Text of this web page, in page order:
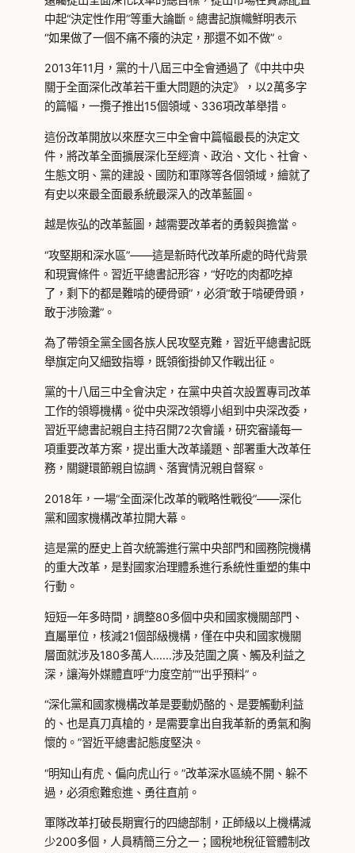
中起“決定性作用”等重大論斷。總書記旗幟鮮明表示
“如果做了一個不痛不癢的決定，那還不如不做”。
2013年11月，黨的十八屆三中全會通過了《中共中央
關于全面深化改革若干重大問題的決定》，以2萬多字
的篇幅，一攬子推出15個領域、336項改革舉措。
這份改革開放以來歷次三中全會中篇幅最長的決定文
件，將改革全面擴展深化至經濟、政治、文化、社會、
生態文明、黨的建設、國防和軍隊等各個領域，繪就了
有史以來最全面最系統最深入的改革藍圖。
越是恢弘的改革藍圖，越需要改革者的勇毅與擔當。
“攻堅期和深水區”——這是新時代改革所處的時代背景
和現實條件。習近平總書記形容，“好吃的肉都吃掉
了，剩下的都是難啃的硬骨頭”，必須“敢于啃硬骨頭，
敢于涉險灘”。
為了帶領全黨全國各族人民攻堅克難，習近平總書記既
舉旗定向又細致指導，既領銜掛帥又作戰出征。
黨的十八屆三中全會決定，在黨中央首次設置專司改革
工作的領導機構。從中央深改領導小組到中央深改委，
習近平總書記親自主持召開72次會議，研究審議每一
項重要改革方案，提出重大改革議題、部署重大改革任
務，關鍵環節親自協調、落實情況親自督察。
2018年，一場“全面深化改革的戰略性戰役”——深化
黨和國家機構改革拉開大幕。
這是黨的歷史上首次統籌進行黨中央部門和國務院機構
的重大改革，是對國家治理體系進行系統性重塑的集中
行動。
短短一年多時間，調整80多個中央和國家機關部門、
直屬單位，核減21個部級機構，僅在中央和國家機關
層面就涉及180多萬人……涉及范圍之廣、觸及利益之
深，讓海外媒體直呼“力度空前”“出乎預料”。
“深化黨和國家機構改革是要動奶酪的、是要觸動利益
的、也是真刀真槍的，是需要拿出自我革新的勇氣和胸
懷的。”習近平總書記態度堅決。
“明知山有虎、偏向虎山行。”改革深水區繞不開、躲不
過，必須愈難愈進、勇往直前。
軍隊改革打破長期實行的四總部制，正師級以上機構減
少200多個，人員精簡三分之一；國稅地稅征管體制改